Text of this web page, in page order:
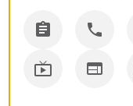
 
 